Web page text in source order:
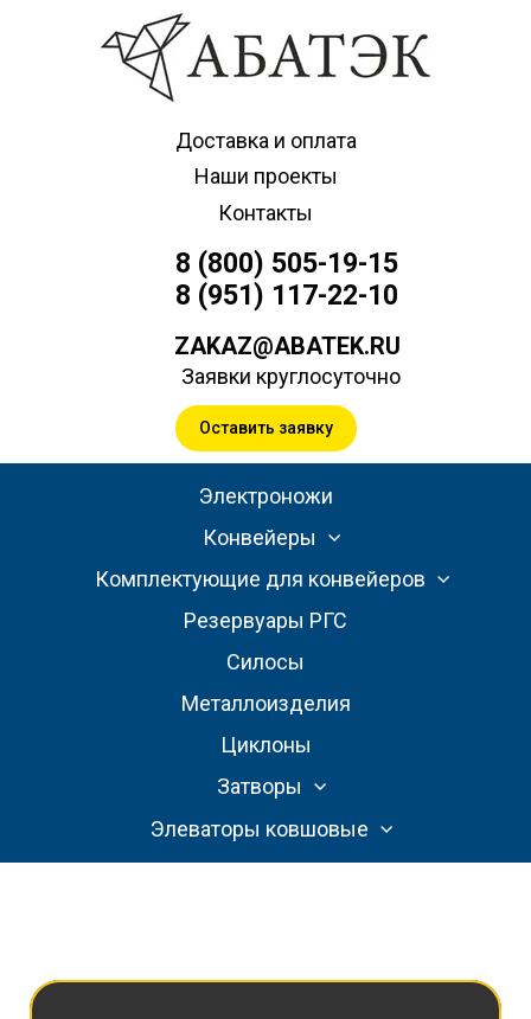
Доставка и оплата
Наши проекты
Контакты
8 (800) 505-19-15
8 (951) 117-22-10
ZAKAZ@ABATEK.RU
Заявки круглосуточно
Оставить заявку
Электроножи
Конвейеры
Комплектующие для конвейеров
Резервуары РГС
Силосы
Металлоизделия
Циклоны
Затворы
Элеваторы ковшовые